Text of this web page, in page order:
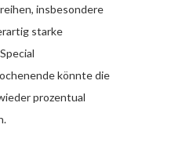
insbesondere
starke
könnte die
prozentual